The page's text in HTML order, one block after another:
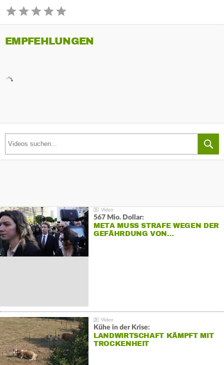
EMPFEHLUNGEN
567 Mio. Dollar:
META MUSS STRAFE WEGEN DER
GEFÄHRDUNG VON…
Kühe in der Krise:
LANDWIRTSCHAFT KÄMPFT MIT
TROCKENHEIT